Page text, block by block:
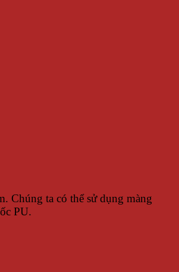
Chúng ta có thể sử dụng màng
PU.